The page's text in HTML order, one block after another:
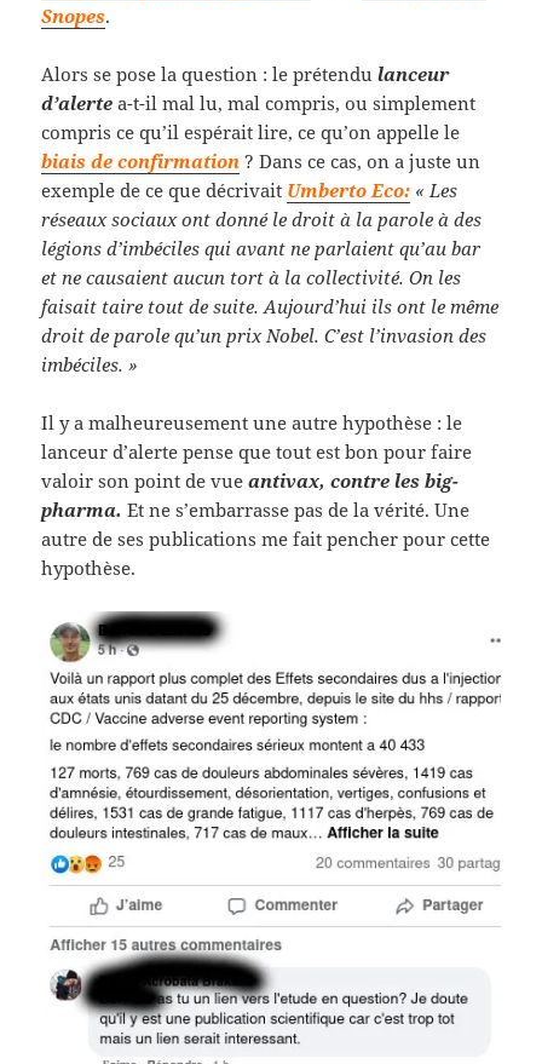
Snopes.
Alors se pose la question : le prétendulanceur
d’alerte a-t-il mal lu, mal compris, ou simplement
compris ce qu’il espérait lire, ce qu’on appelle le
biais de confirmation ? Dans ce cas, on a juste un
exemple de ce que décrivait Umberto Eco: « Les
réseaux sociaux ont donné le droit à la parole à des
légions d’imbéciles qui avant ne parlaient qu’au bar
et ne causaient aucun tort à la collectivité. On les
faisait taire tout de suite. Aujourd’hui ils ont le même
droit de parole qu’un prix Nobel. C’est l’invasion des
imbéciles. »
Il y a malheureusement une autre hypothèse : le
lanceur d’alerte pense que tout est bon pour faire
valoir son point de vueantivax, contre les big-
pharma. Et ne s’embarrasse pas de la vérité. Une
autre de ses publications me fait pencher pour cette
hypothèse.